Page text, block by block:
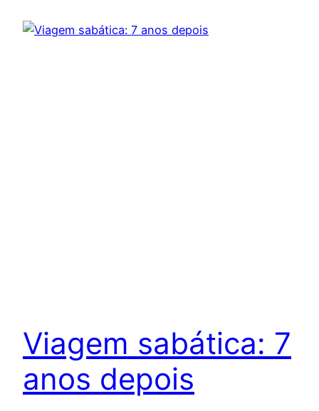
Viagem sabática: 7
anos depois